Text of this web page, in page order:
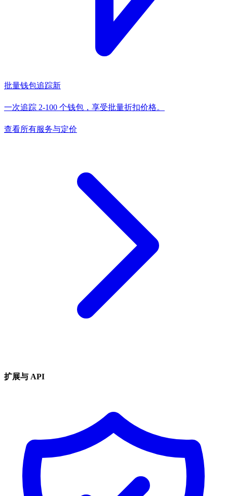
批量钱包追踪新
一次追踪 2-100 个钱包，享受批量折扣价格。
查看所有服务与定价
扩展与 API